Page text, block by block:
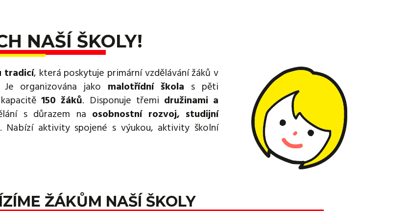
NAŠÍ ŠKOLY!
tradicí, která poskytuje primární vzdělávání žáků v
organizována jako malotřídní škola s pěti
150 žáků. Disponuje třemi družinami a
s důrazem na osobnostní rozvoj, studijní
. Nabízí aktivity spojené s výukou, aktivity školní
ŽÁKŮM NAŠÍ ŠKOLY